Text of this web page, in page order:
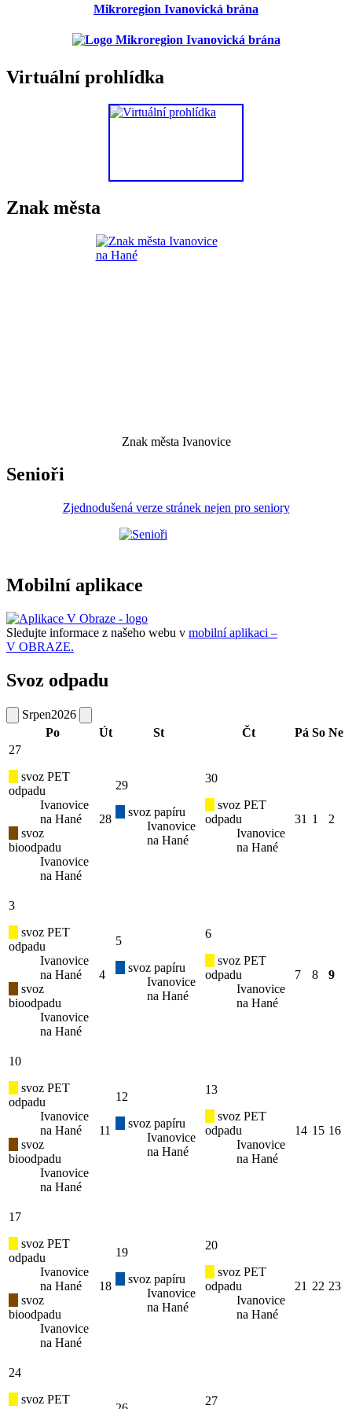
Mikroregion Ivanovická brána
Virtuální prohlídka
Znak města
Znak města Ivanovice
Senioři
Zjednodušená verze stránek nejen pro seniory
Mobilní aplikace
Sledujte informace z našeho webu v mobilní aplikaci –
V OBRAZE.
Svoz odpadu
Srpen2026
Po
Út St Čt Pá So Ne
27
svoz PET
odpadu
Ivanovice
na Hané
svoz
bioodpadu
Ivanovice
na Hané
28
29
svoz papíru
Ivanovice
na Hané
30
svoz PET
odpadu
Ivanovice
na Hané
31 1 2
3
svoz PET
odpadu
Ivanovice
na Hané
svoz
bioodpadu
Ivanovice
na Hané
4
5
svoz papíru
Ivanovice
na Hané
6
svoz PET
odpadu
Ivanovice
na Hané
7 8 9
10
svoz PET
odpadu
Ivanovice
na Hané
svoz
bioodpadu
Ivanovice
na Hané
11
12
svoz papíru
Ivanovice
na Hané
13
svoz PET
odpadu
Ivanovice
na Hané
14 15 16
17
svoz PET
odpadu
Ivanovice
na Hané
svoz
bioodpadu
Ivanovice
na Hané
18
19
svoz papíru
Ivanovice
na Hané
20
svoz PET
odpadu
Ivanovice
na Hané
21 22 23
24
svoz PET
27